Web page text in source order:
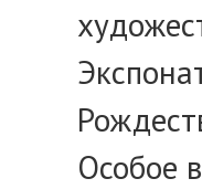
Особое